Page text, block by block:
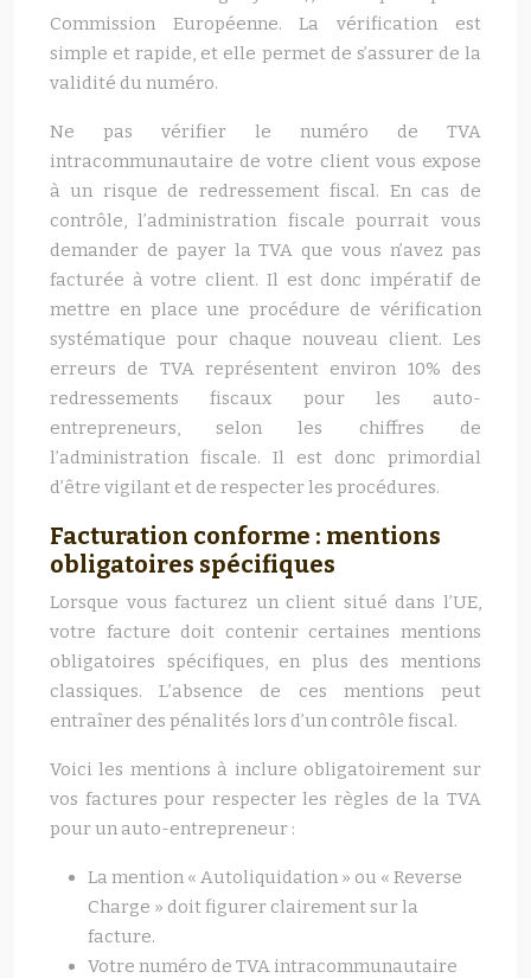
Commission Européenne. La vérification est
simple et rapide, et elle permet de s’assurer de la
validité du numéro.
Ne pas vérifier le numéro de TVA
intracommunautaire de votre client vous expose
à un risque de redressement fiscal. En cas de
contrôle, l’administration fiscale pourrait vous
demander de payer la TVA que vous n’avez pas
facturée à votre client. Il est donc impératif de
mettre en place une procédure de vérification
systématique pour chaque nouveau client. Les
erreurs de TVA représentent environ 10% des
redressements fiscaux pour les auto-
entrepreneurs, selon les chiffres de
l’administration fiscale. Il est donc primordial
d’être vigilant et de respecter les procédures.
Facturation conforme : mentions
obligatoires spécifiques
Lorsque vous facturez un client situé dans l’UE,
votre facture doit contenir certaines mentions
obligatoires spécifiques, en plus des mentions
classiques. L’absence de ces mentions peut
entraîner des pénalités lors d’un contrôle fiscal.
Voici les mentions à inclure obligatoirement sur
vos factures pour respecter les règles de la TVA
pour un auto-entrepreneur :
La mention « Autoliquidation » ou « Reverse
Charge » doit figurer clairement sur la
facture.
Votre numéro de TVA intracommunautaire